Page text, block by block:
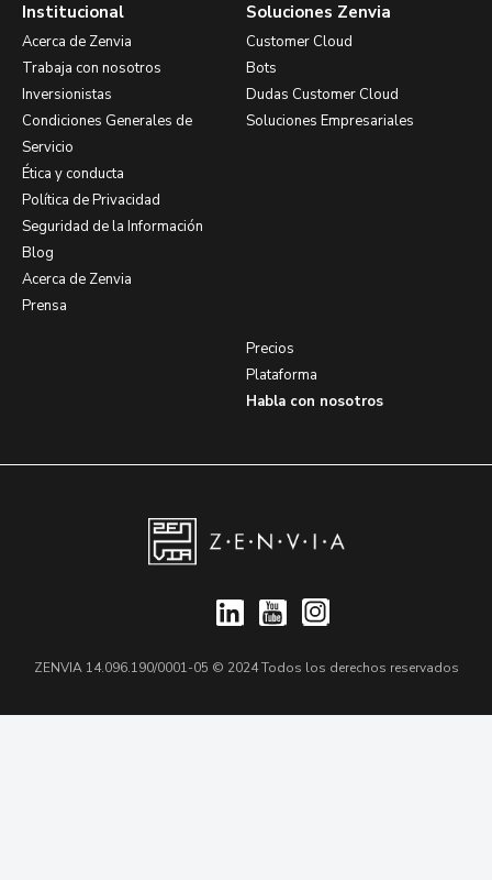
Institucional
Acerca de Zenvia
Trabaja con nosotros
Inversionistas
Condiciones Generales de
Servicio
Ética y conducta
Política de Privacidad
Seguridad de la Información
Blog
Acerca de Zenvia
Prensa
Soluciones Zenvia
Customer Cloud
Bots
Dudas Customer Cloud
Soluciones Empresariales
Precios
Plataforma
Habla con nosotros
ZENVIA 14.096.190/0001-05 © 2024 Todos los derechos reservados